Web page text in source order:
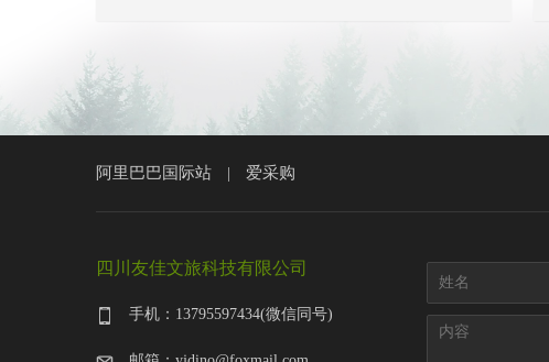
阿里巴巴国际站 爱采购
四川友佳文旅科技有限公司
手机：13795597434(微信同号)